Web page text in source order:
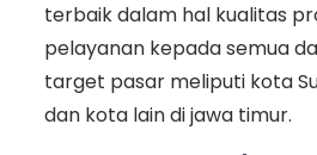
terbaik dalam hal kualitas
pelayanan kepada semua
target pasar meliputi kota
dan kota lain di jawa timur.